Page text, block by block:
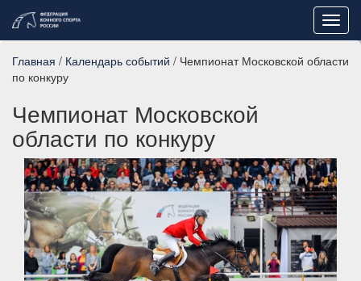
Главная / Календарь событий / Чемпионат Московской области
по конкуру
Чемпионат Московской
области по конкуру